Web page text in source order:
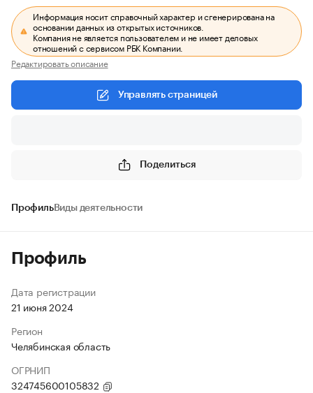
Информация носит справочный характер и сгенерирована на
основании данных из открытых источников.
Компания не является пользователем и не имеет деловых
отношений с сервисом РБК Компании.
Редактировать описание
Управлять страницей
Поделиться
ПрофильВиды деятельности
Профиль
Дата регистрации
21 июня 2024
Регион
Челябинская область
ОГРНИП
324745600105832